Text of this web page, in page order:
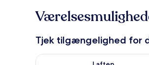
Tjek tilgængelighed for
Tjek tilgængelighed for i aften